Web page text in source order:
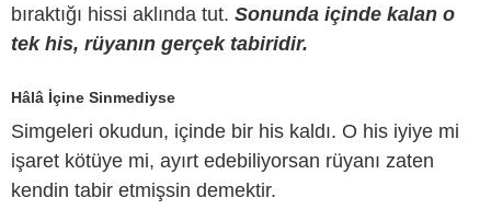
bıraktığı hissi aklında tut. Sonunda içinde kalan o
tek his, rüyanın gerçek tabiridir.
Hâlâ İçine Sinmediyse
Simgeleri okudun, içinde bir his kaldı. O his iyiye mi
işaret kötüye mi, ayırt edebiliyorsan rüyanı zaten
kendin tabir etmişsin demektir.